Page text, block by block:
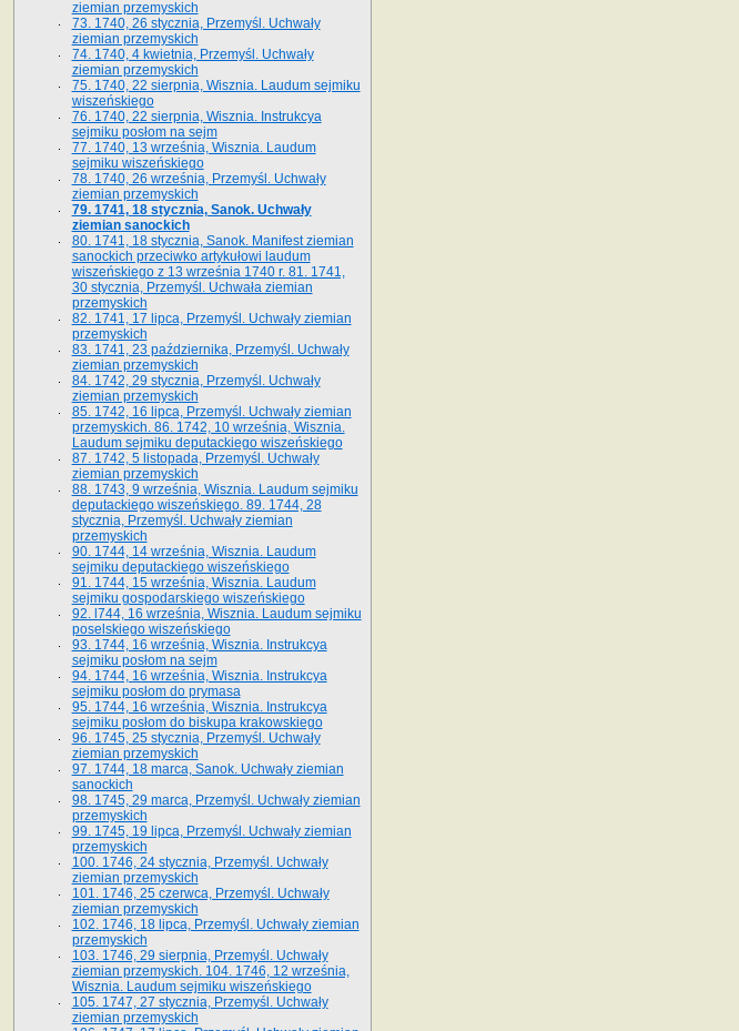
ziemian przemyskich
73. 1740, 26 stycznia, Przemyśl. Uchwały
ziemian przemyskich
74. 1740, 4 kwietnia, Przemyśl. Uchwały
ziemian przemyskich
75. 1740, 22 sierpnia, Wisznia. Laudum sejmiku
wiszeńskiego
76. 1740, 22 sierpnia, Wisznia. Instrukcya
sejmiku posłom na sejm
77. 1740, 13 września, Wisznia. Laudum
sejmiku wiszeńskiego
78. 1740, 26 września, Przemyśl. Uchwały
ziemian przemyskich
79. 1741, 18 stycznia, Sanok. Uchwały
ziemian sanockich
80. 1741, 18 stycznia, Sanok. Manifest ziemian
sanockich przeciwko artykułowi laudum
wiszeńskiego z 13 wrze­śnia 1740 r. 81. 1741,
30 stycznia, Przemyśl. Uchwała ziemian
przemyskich
82. 1741, 17 lipca, Przemyśl. Uchwały ziemian
przemyskich
83. 1741, 23 października, Przemyśl. Uchwały
ziemian przemyskich
84. 1742, 29 stycznia, Przemyśl. Uchwały
ziemian przemyskich
85. 1742, 16 lipca, Przemyśl. Uchwały ziemian
przemyskich. 86. 1742, 10 września, Wisznia.
Laudum sejmiku deputackiego wiszeńskiego
87. 1742, 5 listopada, Przemyśl. Uchwały
ziemian przemyskich
88. 1743, 9 września, Wisznia. Laudum sejmiku
deputackiego wiszeńskiego. 89. 1744, 28
stycznia, Przemyśl. Uchwały ziemian
przemyskich
90. 1744, 14 września, Wisznia. Laudum
sejmiku deputackiego wiszeńskiego
91. 1744, 15 września, Wisznia. Laudum
sejmiku gospodarskiego wiszeńskiego
92. l744, 16 września, Wisznia. Laudum sejmiku
poselskiego wiszeńskiego
93. 1744, 16 września, Wisznia. Instrukcya
sejmiku posłom na sejm
94. 1744, 16 września, Wisznia. Instrukcya
sejmiku posłom do prymasa
95. 1744, 16 września, Wisznia. Instrukcya
sejmiku posłom do biskupa krakowskiego
96. 1745, 25 stycznia, Przemyśl. Uchwały
ziemian przemyskich
97. 1744, 18 marca, Sanok. Uchwały ziemian
sanockich
98. 1745, 29 marca, Przemyśl. Uchwały ziemian
przemyskich
99. 1745, 19 lipca, Przemyśl. Uchwały ziemian
przemyskich
100. 1746, 24 stycznia, Przemyśl. Uchwały
ziemian przemyskich
101. 1746, 25 czerwca, Przemyśl. Uchwały
ziemian przemyskich
102. 1746, 18 lipca, Przemyśl. Uchwały ziemian
przemyskich
103. 1746, 29 sierpnia, Przemyśl. Uchwały
ziemian przemyskich. 104. 1746, 12 września,
Wisznia. Laudum sejmiku wiszeńskiego
105. 1747, 27 stycznia, Przemyśl. Uchwały
ziemian przemyskich